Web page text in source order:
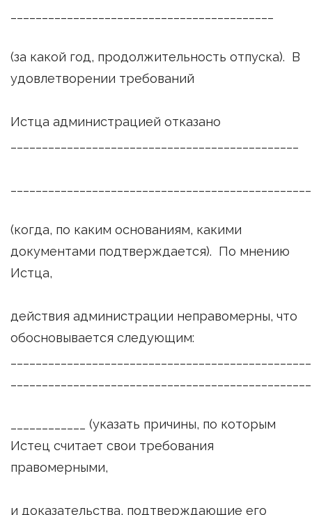
(за какой год, продолжительность отпуска). В
удовлетворении требований
Истца администрацией отказано
(когда, по каким основаниям, какими
документами подтверждается). По мнению
Истца,
действия администрации неправомерны, что
обосновывается следующим:
____________ (указать причины, по которым
Истец считает свои требования
правомерными,
и доказательства, подтверждающие его